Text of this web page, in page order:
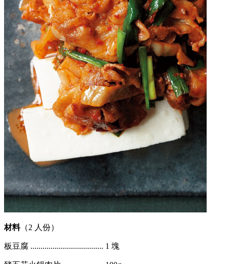
材料（2 人份）
板豆腐 .................................... 1 塊